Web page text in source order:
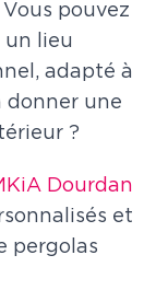
pouvez
un lieu
adapté à
donner une
?
Dourdan
et
pergolas